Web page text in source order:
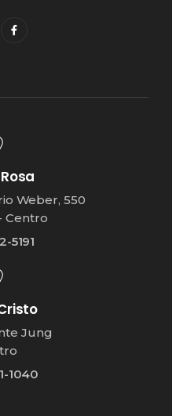
Weber, 550
Centro
5191
Jung
1040